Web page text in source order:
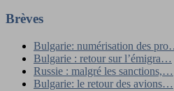
Brèves
Bulgarie: numérisation des
Bulgarie : retour sur l’émigra…
Russie : malgré les sanctions,…
Bulgarie: le retour des avions…